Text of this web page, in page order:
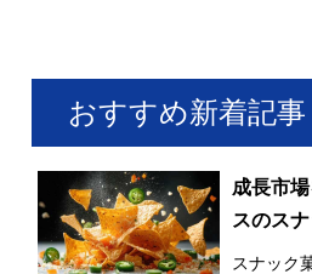
おすすめ新着記事
成長市
スのス
ドも貢献
スナック